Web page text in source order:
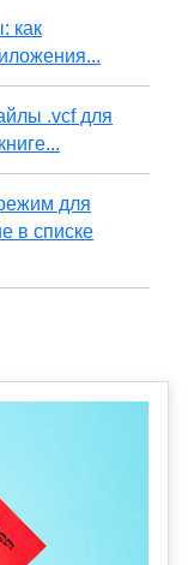
как
.vcf для
для
в списке